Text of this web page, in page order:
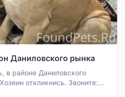
Даниловского рынка
в районе Даниловского
откликнись. Звоните: